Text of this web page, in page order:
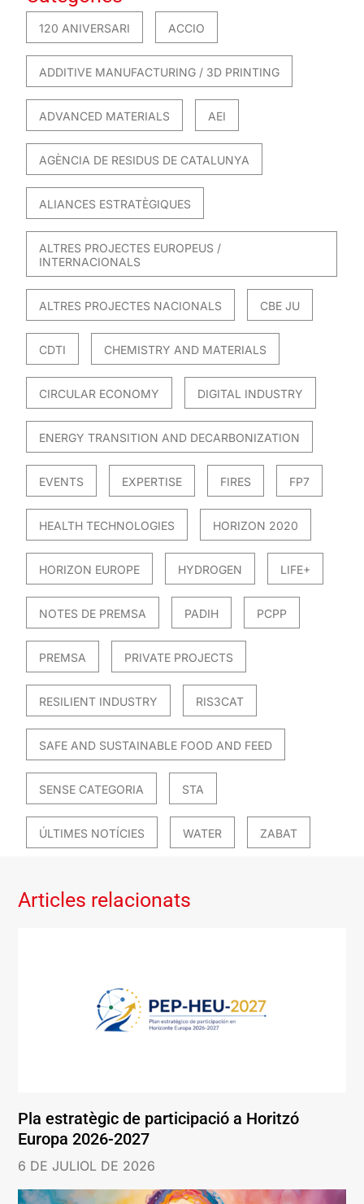
120 ANIVERSARI ACCIO
ADDITIVE MANUFACTURING / 3D PRINTING
ADVANCED MATERIALS AEI
AGÈNCIA DE RESIDUS DE CATALUNYA
ALIANCES ESTRATÈGIQUES
ALTRES PROJECTES EUROPEUS /
INTERNACIONALS
ALTRES PROJECTES NACIONALS CBE JU
CDTI CHEMISTRY AND MATERIALS
CIRCULAR ECONOMY DIGITAL INDUSTRY
ENERGY TRANSITION AND DECARBONIZATION
EVENTS EXPERTISE FIRES FP7
HEALTH TECHNOLOGIES HORIZON 2020
HORIZON EUROPE HYDROGEN LIFE+
NOTES DE PREMSA PADIH PCPP
PREMSA PRIVATE PROJECTS
RESILIENT INDUSTRY RIS3CAT
SAFE AND SUSTAINABLE FOOD AND FEED
SENSE CATEGORIA STA
ÚLTIMES NOTÍCIES WATER ZABAT
Articles relacionats
Pla estratègic de participació a Horitzó
Europa 2026-2027
6 DE JULIOL DE 2026